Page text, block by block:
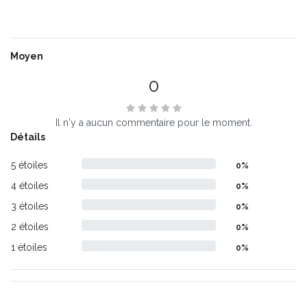
Moyen
0
Il n'y a aucun commentaire pour le moment.
Détails
5 étoiles 0%
4 étoiles 0%
3 étoiles 0%
2 étoiles 0%
1 étoiles 0%